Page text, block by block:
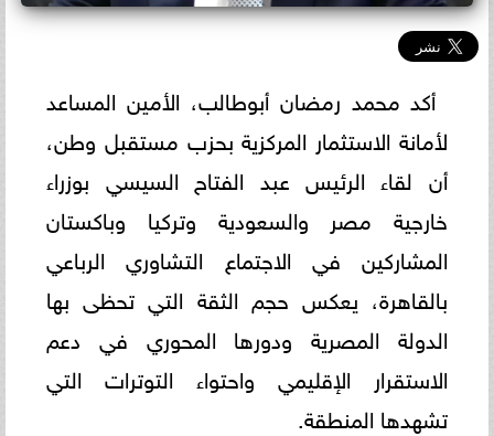
أكد محمد رمضان أبوطالب، الأمين المساعد
لأمانة الاستثمار المركزية بحزب مستقبل وطن،
أن لقاء الرئيس عبد الفتاح السيسي بوزراء
خارجية مصر والسعودية وتركيا وباكستان
المشاركين في الاجتماع التشاوري الرباعي
بالقاهرة، يعكس حجم الثقة التي تحظى بها
الدولة المصرية ودورها المحوري في دعم
الاستقرار الإقليمي واحتواء التوترات التي
تشهدها المنطقة.